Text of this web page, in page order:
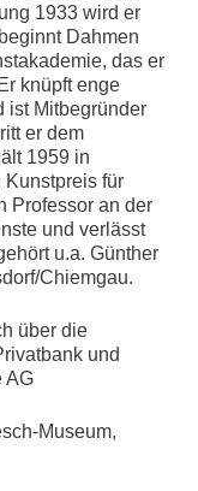
1933 wird er
Dahmen
das er
knüpft enge
ist Mitbegründer
er dem
1959 in
Kunstpreis für
Professor an der
und verlässt
u.a. Günther
Chiemgau.
über die
und
AG
Museum,